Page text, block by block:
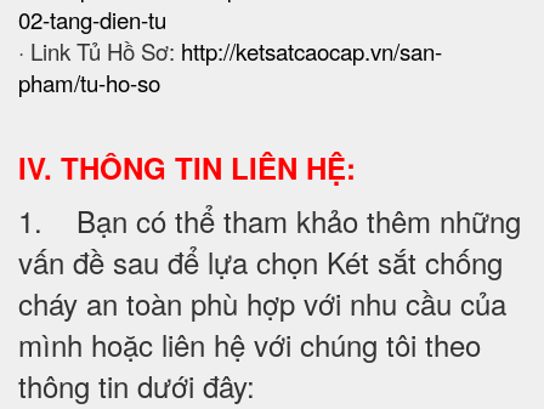
02-tang-dien-tu
· Link Tủ Hồ Sơ: http://ketsatcaocap.vn/san-
pham/tu-ho-so
IV. THÔNG TIN LIÊN HỆ:
1. Bạn có thể tham khảo thêm những
vấn đề sau để lựa chọn Két sắt chống
cháy an toàn phù hợp với nhu cầu của
mình hoặc liên hệ với chúng tôi theo
thông tin dưới đây: